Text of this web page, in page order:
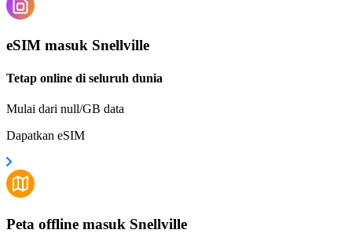
eSIM masuk Snellville
Tetap online di seluruh dunia
Mulai dari null/GB data
Dapatkan eSIM
Peta offline masuk Snellville